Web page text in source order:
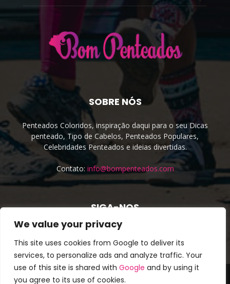
We value your privacy
This site uses cookies from Google to deliver its
services, to personalize ads and analyze traffic. Your
use of this site is shared with Google and by using it
you agree to its use of cookies.
SOBRE NÓS
Penteados Coloridos, inspiração daqui para o seu Dicas
penteado, Tipo de Cabelos, Penteados Populares,
Celebridades Penteados e ideias divertidas.
Contato: info@bompenteados.com
SIGA-NOS
Cookie Policy Privacy Policy